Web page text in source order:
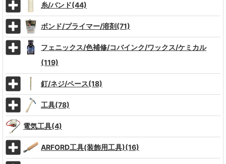
糸/バンド(44)
ボンド/プライマー/溶剤(71)
フェニックス/色補修/コバインク/ワックス/ケミカル
(119)
釘/ネジ/ペース(18)
工具(78)
電気工具(4)
ARFORD工具(装飾用工具)(16)